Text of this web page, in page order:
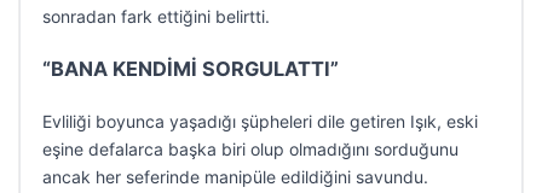
sonradan fark ettiğini belirtti.
“BANA KENDİMİ SORGULATTI”
Evliliği boyunca yaşadığı şüpheleri dile getiren Işık, eski
eşine defalarca başka biri olup olmadığını sorduğunu
ancak her seferinde manipüle edildiğini savundu.